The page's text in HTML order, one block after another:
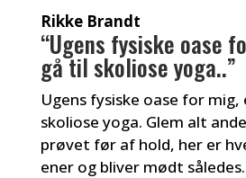
Rikke Brandt
“Ugens fysiske oase
gå til skoliose yoga..”
Ugens fysiske oase for
skoliose yoga. Glem alt
prøvet før af hold, her er
ener og bliver mødt